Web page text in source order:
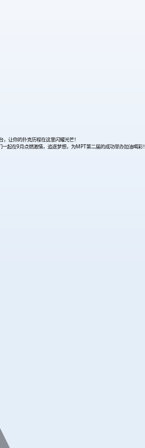
让你的扑克历程在这里闪耀光芒！
起在9月点燃激情，追逐梦想，为MPT第二届的成功举办加油喝彩！